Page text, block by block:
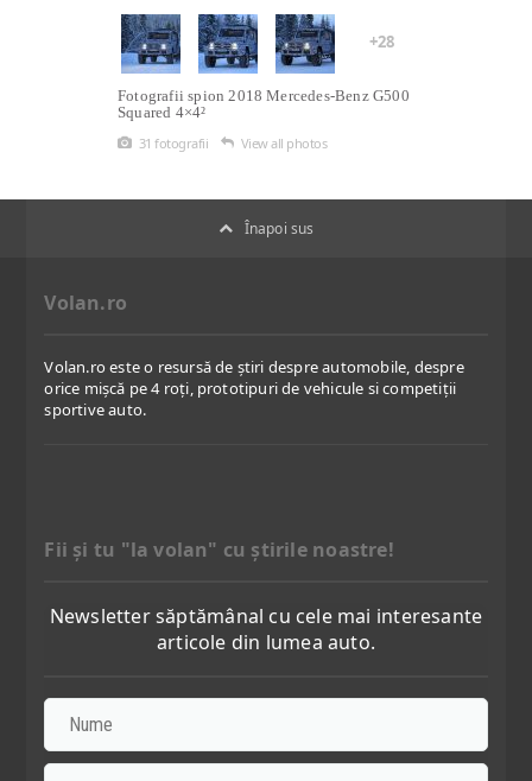
+28
Fotografii spion 2018 Mercedes-Benz G500
Squared 4×4²
31 fotografii
View all photos
Înapoi sus
Volan.ro
Volan.ro este o resursă de știri despre automobile, despre
orice mișcă pe 4 roți, prototipuri de vehicule si competiții
sportive auto.
Fii şi tu "la volan" cu ştirile noastre!
Newsletter săptămânal cu cele mai interesante
articole din lumea auto.